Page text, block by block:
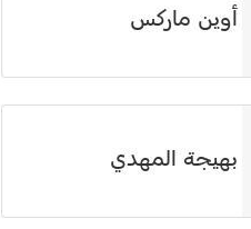
أوين ماركس
بهيجة المهدي